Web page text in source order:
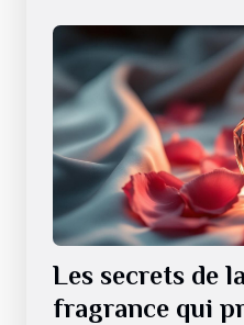
Les secrets de
fragrance qui